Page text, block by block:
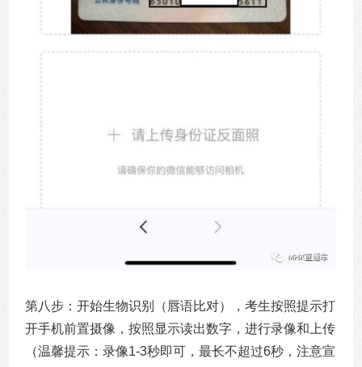
第八步：开始生物识别（唇语比对），考生按照提示打
开手机前置摄像，按照显示读出数字，进行录像和上传
（温馨提示：录像1-3秒即可，最长不超过6秒，注意宣